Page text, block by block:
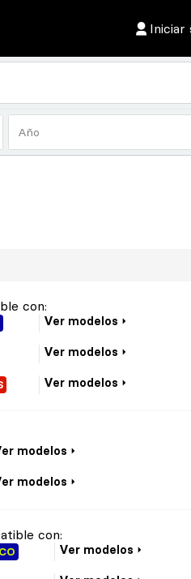
Iniciar
Año
con:
Ver modelos
Ver modelos
Ver modelos
modelos
modelos
con:
Ver modelos